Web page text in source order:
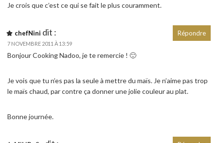
Je crois que c’est ce qui se fait le plus couramment.
chefNini dit :
7 NOVEMBRE 2011 À 13:59
Bonjour Cooking Nadoo, je te remercie ! 🙂
Je vois que tu n’es pas la seule à mettre du maïs. Je n’aime pas trop
le maïs chaud, par contre ça donner une jolie couleur au plat.
Bonne journée.
Répondre